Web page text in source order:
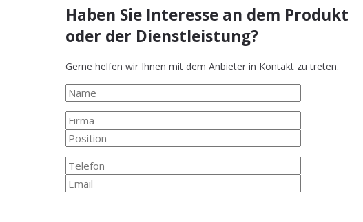
Haben Sie Interesse an dem Produkt
oder der Dienstleistung?
Gerne helfen wir Ihnen mit dem Anbieter in Kontakt zu treten.